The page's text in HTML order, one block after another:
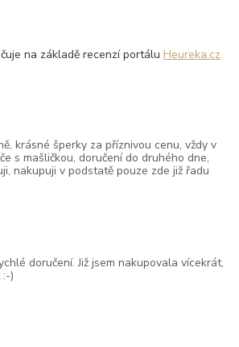
na základě recenzí portáluHeureka.cz
krásné šperky za příznivou cenu, vždy v
s mašličkou, doručení do druhého dne,
nakupuji v podstatě pouze zde již řadu
doručení. Již jsem nakupovala vícekrát,
)